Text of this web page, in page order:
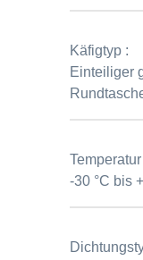
Käfigtyp :
Einteiliger
Temperatur
-30 °C bis